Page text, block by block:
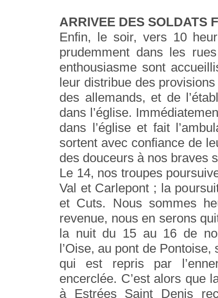
ARRIVEE DES SOLDATS
Enfin, le soir, vers 10
prudemment dans les
enthousiasme sont
leur distribue des
des allemands, et de
dans l’église.
dans l’église et fait
sortent avec confiance de
des douceurs à nos braves
Le 14, nos troupes
Val et Carlepont ; la
et Cuts. Nous sommes
revenue, nous en serons
la nuit du 15 au 16 de
l’Oise, au pont de
qui est repris par
encerclée. C’est alors que
à Estrées Saint Denis